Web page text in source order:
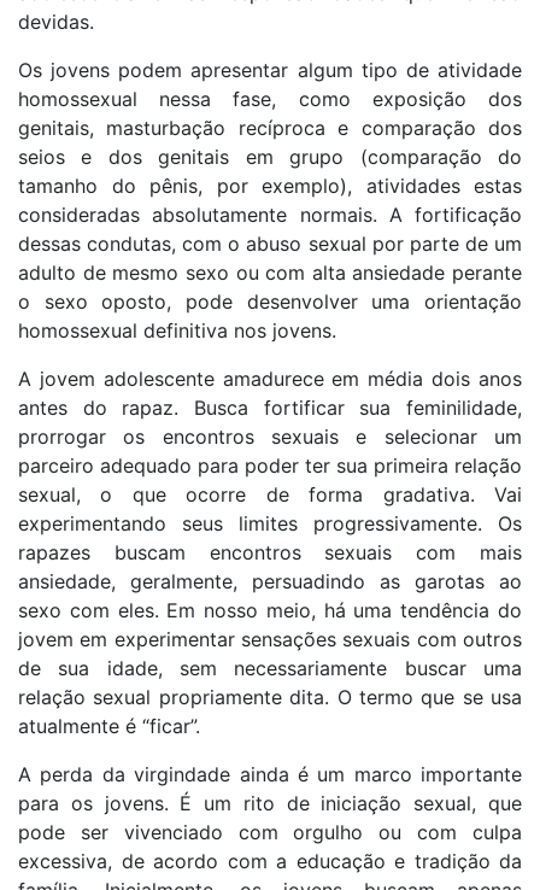
devidas.
Os jovens podem apresentar algum tipo de atividade
homossexual nessa fase, como exposição dos
genitais, masturbação recíproca e comparação dos
seios e dos genitais em grupo (comparação do
tamanho do pênis, por exemplo), atividades estas
consideradas absolutamente normais. A fortificação
dessas condutas, com o abuso sexual por parte de um
adulto de mesmo sexo ou com alta ansiedade perante
o sexo oposto, pode desenvolver uma orientação
homossexual definitiva nos jovens.
A jovem adolescente amadurece em média dois anos
antes do rapaz. Busca fortificar sua feminilidade,
prorrogar os encontros sexuais e selecionar um
parceiro adequado para poder ter sua primeira relação
sexual, o que ocorre de forma gradativa. Vai
experimentando seus limites progressivamente. Os
rapazes buscam encontros sexuais com mais
ansiedade, geralmente, persuadindo as garotas ao
sexo com eles. Em nosso meio, há uma tendência do
jovem em experimentar sensações sexuais com outros
de sua idade, sem necessariamente buscar uma
relação sexual propriamente dita. O termo que se usa
atualmente é “ficar”.
A perda da virgindade ainda é um marco importante
para os jovens. É um rito de iniciação sexual, que
pode ser vivenciado com orgulho ou com culpa
excessiva, de acordo com a educação e tradição da